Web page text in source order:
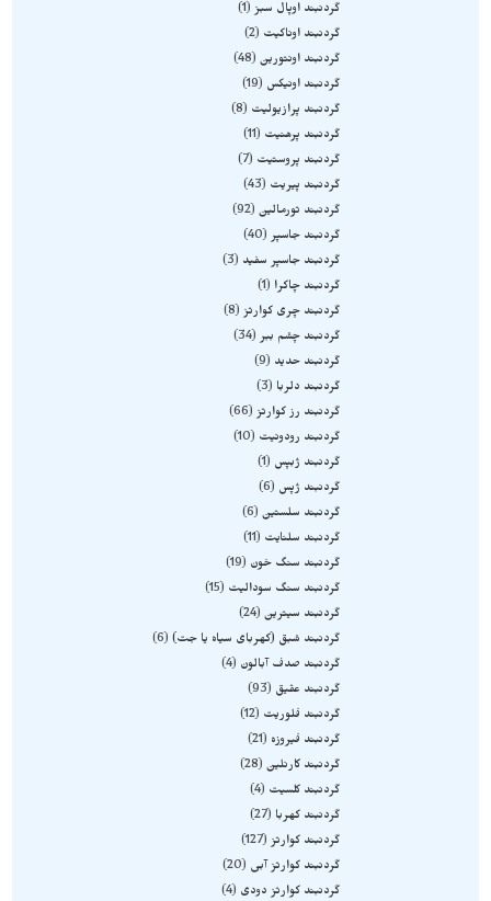
گردنبند اوپال سبز 1
گردنبند اوناکیت
2
گردنبند اونتورین 48
گردنبند اونیکس
19
گردنبند پرازیولیت
8
گردنبند پرهنیت
11
گردنبند پروستیت
7
گردنبند پیریت
43
گردنبند تورمالین 92
گردنبند جاسپر 40
گردنبند جاسپر سفید
3
گردنبند چاکرا
1
گردنبند چری کوارتز 8
گردنبند چشم ببر 34
گردنبند حدید
9
گردنبند دلربا
3
گردنبند رز کوارتز 66
گردنبند رودونیت
10
گردنبند ژبپس
1
گردنبند ژپس
6
گردنبند سلستین 6
گردنبند سلنایت
11
گردنبند سنگ خون
19
گردنبند سنگ سودالیت
15
گردنبند سیترین 24
گردنبند شبق (کهربای سیاه یا جت) 6
گردنبند صدف آبالون
4
گردنبند عقیق
93
گردنبند فلوریت
12
گردنبند فیروزه
21
گردنبند کارنلین 28
گردنبند کلسیت
4
گردنبند کهربا
27
گردنبند کوارتز 127
گردنبند کوارتز آبی
20
گردنبند کوارتز دودی
4